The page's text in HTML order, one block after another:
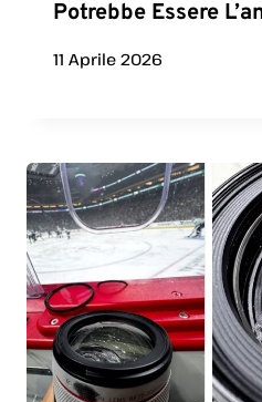
Potrebbe Essere
11 Aprile 2026